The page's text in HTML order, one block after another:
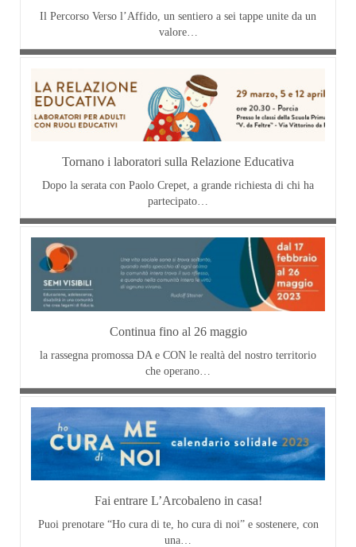
Il Percorso Verso l’Affido, un sentiero a sei tappe unite da un
valore…
Tornano i laboratori sulla Relazione Educativa
Dopo la serata con Paolo Crepet, a grande richiesta di chi ha
partecipato…
Continua fino al 26 maggio
la rassegna promossa DA e CON le realtà del nostro territorio
che operano…
Fai entrare L’Arcobaleno in casa!
Puoi prenotare “Ho cura di te, ho cura di noi” e sostenere, con
una…